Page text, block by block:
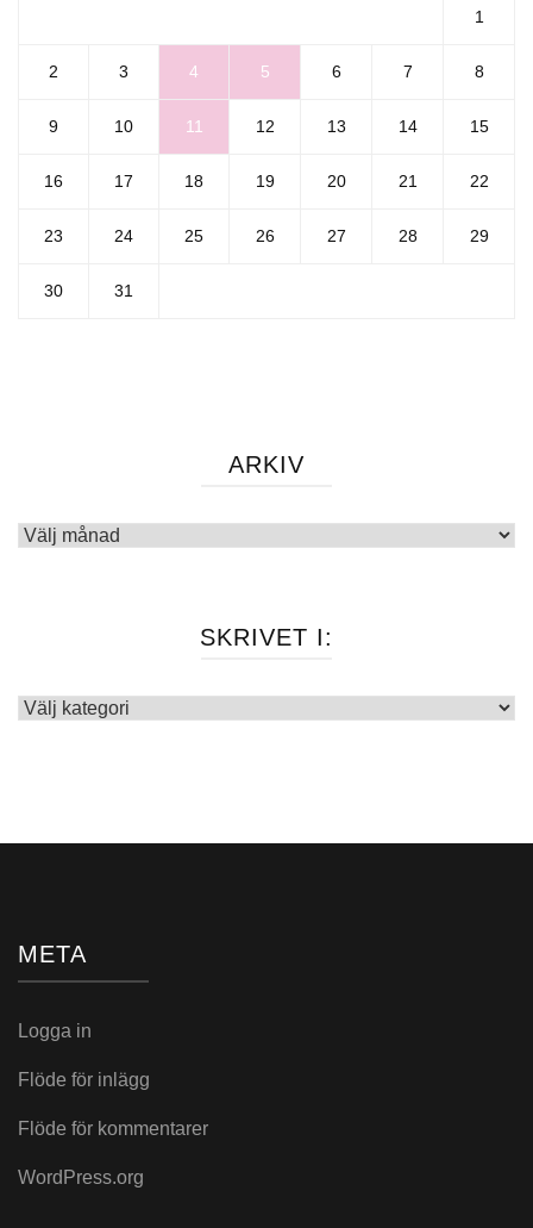
1
2 3 4 5 6 7 8
9 10 11 12 13 14 15
16 17 18 19 20 21 22
23 24 25 26 27 28 29
30 31
ARKIV
Arkiv
SKRIVET I:
Skrivet
META
Logga in
Flöde för inlägg
Flöde för kommentarer
WordPress.org